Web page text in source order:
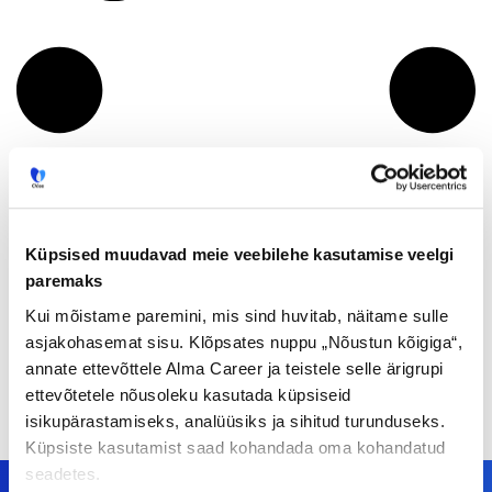
Küpsised muudavad meie veebilehe kasutamise veelgi
paremaks
Kui mõistame paremini, mis sind huvitab, näitame sulle
asjakohasemat sisu. Klõpsates nuppu „Nõustun kõigiga“,
annate ettevõttele Alma Career ja teistele selle ärigrupi
ettevõtetele nõusoleku kasutada küpsiseid
isikupärastamiseks, analüüsiks ja sihitud turunduseks.
Küpsiste kasutamist saad kohandada oma kohandatud
seadetes.